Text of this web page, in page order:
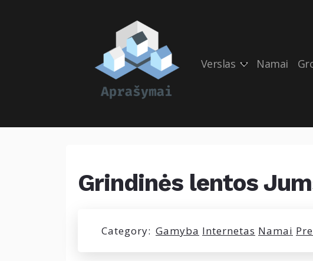
Verslas Namai
Grindinės lentos
Category: Gamyba Internetas Namai